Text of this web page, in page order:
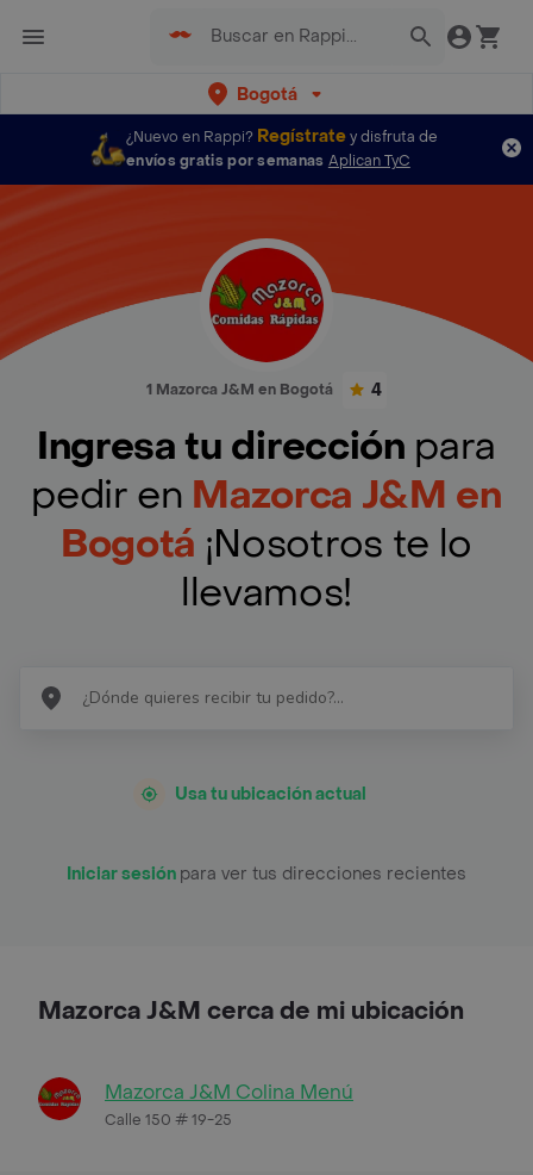
Bogotá
¿Nuevo en Rappi? Regístratey disfruta de
envíos gratis por semanas Aplican TyC
1 Mazorca J&M en Bogotá 4
Ingresa tu dirección para
pedir en Mazorca J&M en
Bogotá ¡Nosotros te lo
llevamos!
Usa tu ubicación actual
Iniciar sesión para ver tus direcciones recientes
Mazorca J&M cerca de mi ubicación
Mazorca J&M Colina Menú
Calle 150 # 19-25